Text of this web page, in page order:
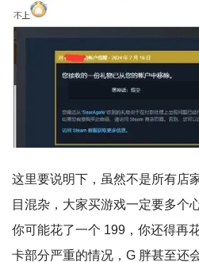
这里要说明下，虽然不是所有店
目混杂，大家买游戏一定要多个
你可能花了一个 199，你还得再
卡部分严重的情况，G 胖甚至还